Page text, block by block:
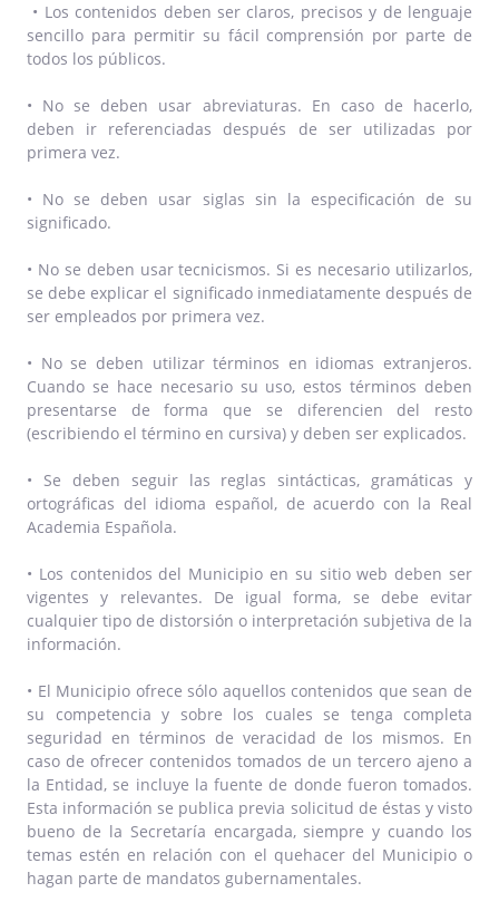
• Los contenidos deben ser claros, precisos y de lenguaje
sencillo para permitir su fácil comprensión por parte de
todos los públicos.
• No se deben usar abreviaturas. En caso de hacerlo,
deben ir referenciadas después de ser utilizadas por
primera vez.
• No se deben usar siglas sin la especificación de su
significado.
• No se deben usar tecnicismos. Si es necesario utilizarlos,
se debe explicar el significado inmediatamente después de
ser empleados por primera vez.
• No se deben utilizar términos en idiomas extranjeros.
Cuando se hace necesario su uso, estos términos deben
presentarse de forma que se diferencien del resto
(escribiendo el término en cursiva) y deben ser explicados.
• Se deben seguir las reglas sintácticas, gramáticas y
ortográficas del idioma español, de acuerdo con la Real
Academia Española.
• Los contenidos del Municipio en su sitio web deben ser
vigentes y relevantes. De igual forma, se debe evitar
cualquier tipo de distorsión o interpretación subjetiva de la
información.
• El Municipio ofrece sólo aquellos contenidos que sean de
su competencia y sobre los cuales se tenga completa
seguridad en términos de veracidad de los mismos. En
caso de ofrecer contenidos tomados de un tercero ajeno a
la Entidad, se incluye la fuente de donde fueron tomados.
Esta información se publica previa solicitud de éstas y visto
bueno de la Secretaría encargada, siempre y cuando los
temas estén en relación con el quehacer del Municipio o
hagan parte de mandatos gubernamentales.